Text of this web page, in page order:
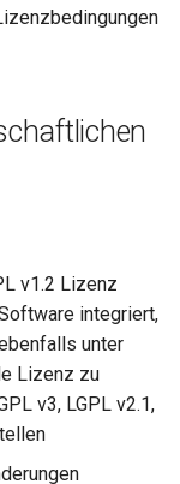
v1.2 Lizenz
integriert,
unter
Lizenz zu
v3, LGPL v2.1,